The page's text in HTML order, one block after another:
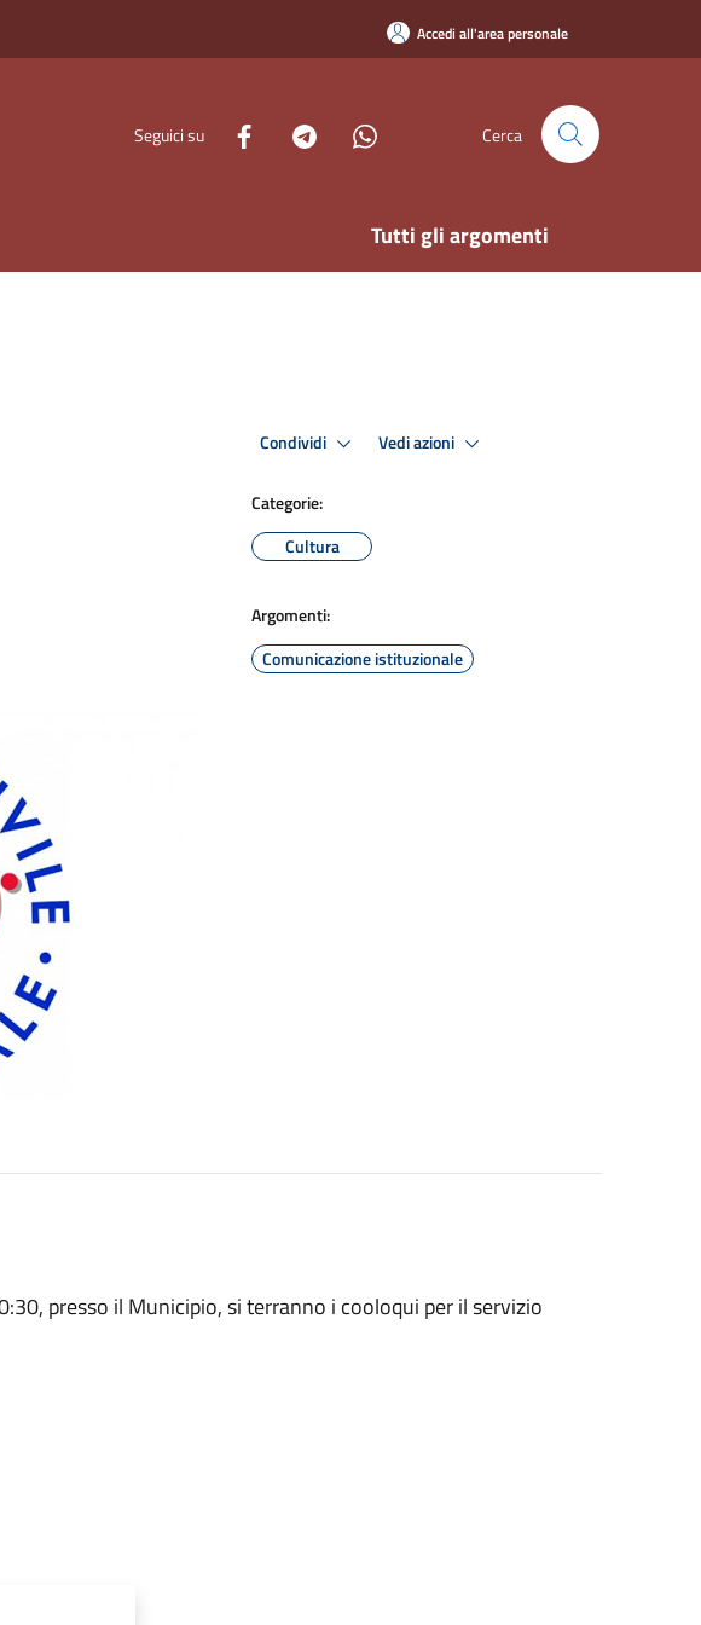
Accedi all'area personale
Seguici su Cerca
Tutti gli argomenti
Condividi Vedi azioni
Categorie:
Cultura
Argomenti:
Comunicazione istituzionale
presso il Municipio, si terranno i cooloqui per il servizio